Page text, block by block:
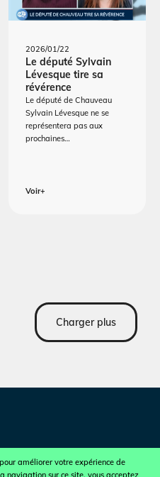
2026/01/22
Le député Sylvain
Lévesque tire sa
révérence
Le député de Chauveau
Sylvain Lévesque ne se
représentera pas aux
prochaines…
Voir+
Charger plus
améliorer votre expérience de
navigation sur ce site, vous acceptez